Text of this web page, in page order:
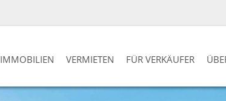
IMMOBILIEN VERMIETEN FÜR VERKÄUFER